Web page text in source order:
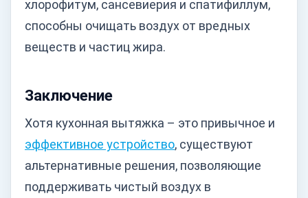
хлорофитум, сансевиерия и спатифиллум,
способны очищать воздух от вредных
веществ и частиц жира.
Заключение
Хотя кухонная вытяжка – это привычное и
эффективное устройство, существуют
альтернативные решения, позволяющие
поддерживать чистый воздух в